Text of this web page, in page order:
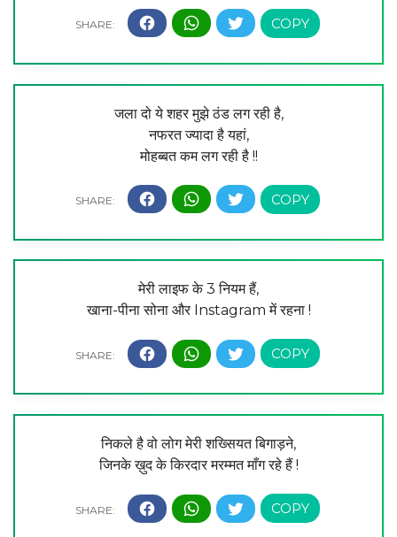
जला दो ये शहर मुझे ठंड लग रही है,
नफरत ज्यादा है यहां,
मोहब्बत कम लग रही है !!
मेरी लाइफ के 3 नियम हैं,
खाना-पीना सोना और Instagram में रहना !
निकले है वो लोग मेरी शख्सियत बिगाड़ने,
जिनके ख़ुद के किरदार मरम्मत माँग रहे हैं !